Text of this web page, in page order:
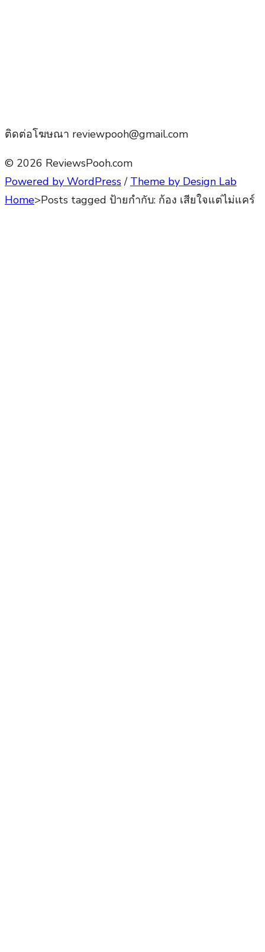
ติดต่อโฆษณา reviewpooh@gmail.com
© 2026 ReviewsPooh.com
Powered by WordPress / Theme by Design Lab
Home>Posts tagged ป้ายกำกับ: ก้อง เสียใจแต่ไม่แคร์